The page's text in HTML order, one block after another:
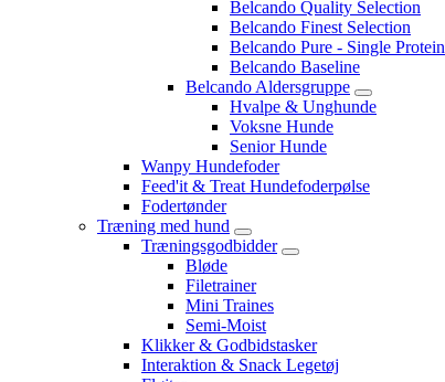
Belcando Quality Selection
Belcando Finest Selection
Belcando Pure - Single Protein
Belcando Baseline
Belcando Aldersgruppe
Hvalpe & Unghunde
Voksne Hunde
Senior Hunde
Wanpy Hundefoder
Feed'it & Treat Hundefoderpølse
Fodertønder
Træning med hund
Træningsgodbidder
Bløde
Filetrainer
Mini Traines
Semi-Moist
Klikker & Godbidstasker
Interaktion & Snack Legetøj